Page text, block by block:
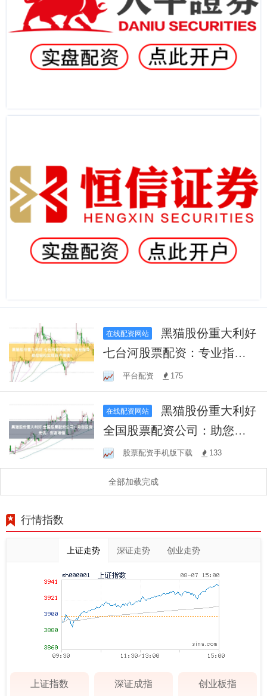
在线配资网站
黑猫股份重大利好
七台河股票配资：专业指
导，助您轻松实现资产增
值！
平台配资 175
在线配资网站
黑猫股份重大利好
全国股票配资公司：助您投
资无忧，财富增值
股票配资手机版下载 133
全部加载完成
行情指数
上证走势 深证走势 创业走势
上证指数 深证成指 创业板指